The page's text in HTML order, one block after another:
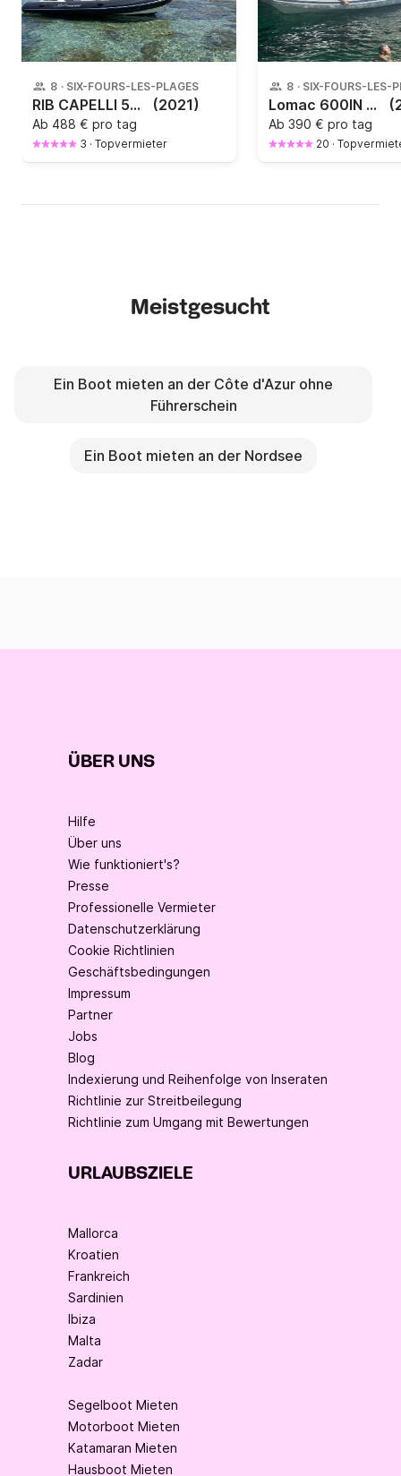
8 · SIX-FOURS-LES-PLAGES
RIB CAPELLI 570 100PS (2021)
Ab 488 € pro tag
3 · Topvermieter
8 · SIX-FOURS-LES-
Lomac 600IN 115 cv
Ab 390 € pro tag
20 ·
Meistgesucht
Ein Boot mieten an der Côte d'Azur ohne
Führerschein
Ein Boot mieten an der Nordsee
ÜBER UNS
Hilfe
Über uns
Wie funktioniert's?
Presse
Professionelle Vermieter
Datenschutzerklärung
Cookie Richtlinien
Geschäftsbedingungen
Impressum
Partner
Jobs
Blog
Indexierung und Reihenfolge von Inseraten
Richtlinie zur Streitbeilegung
Richtlinie zum Umgang mit Bewertungen
URLAUBSZIELE
Mallorca
Kroatien
Frankreich
Sardinien
Ibiza
Malta
Zadar
Segelboot Mieten
Motorboot Mieten
Katamaran Mieten
Hausboot Mieten